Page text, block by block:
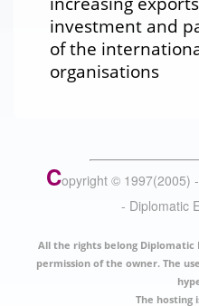
investment and
of the
organisations
Copyright © 1997(2005) -
- Diplomatic
All the rights belong Diplomatic
permission of the owner. The
The hosting